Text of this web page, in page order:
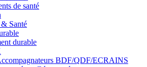
de santé
Santé
durable
BDF/QDF/ECRAINS